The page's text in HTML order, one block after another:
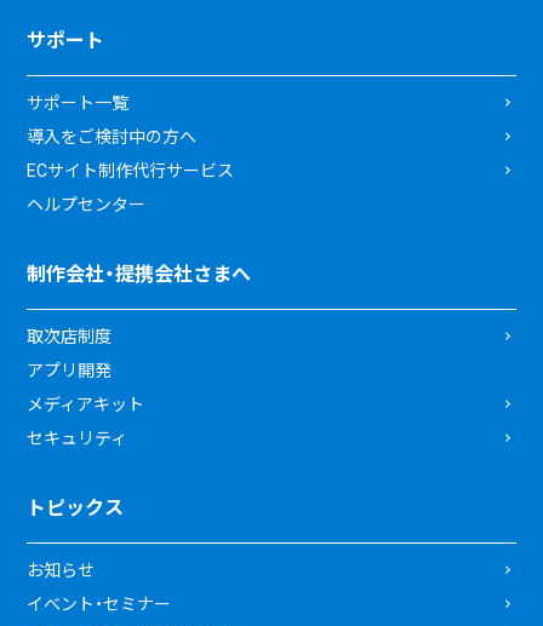
サポート
サポート一覧
導入をご検討中の方へ
ECサイト制作代行サービス
ヘルプセンター
制作会社・提携会社さまへ
取次店制度
アプリ開発
メディアキット
セキュリティ
トピックス
お知らせ
イベント・セミナー